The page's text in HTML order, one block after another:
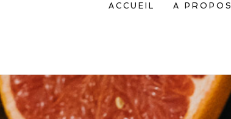
ACCUEIL A PROPOS